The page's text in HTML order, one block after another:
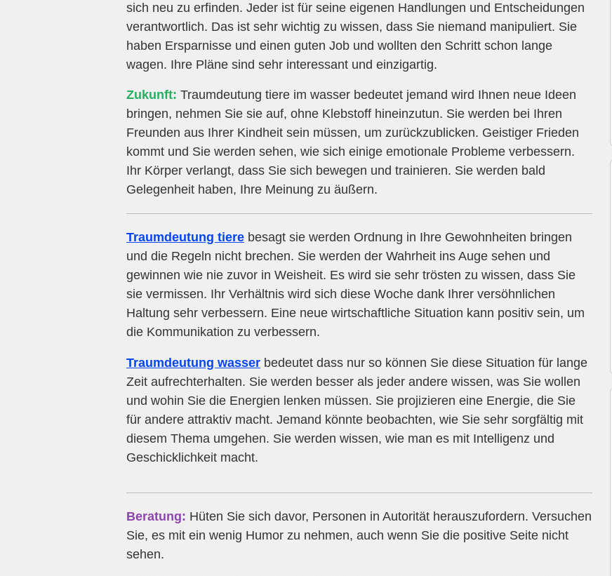
sich neu zu erfinden. Jeder ist für seine eigenen Handlungen und Entscheidungen
verantwortlich. Das ist sehr wichtig zu wissen, dass Sie niemand manipuliert. Sie
haben Ersparnisse und einen guten Job und wollten den Schritt schon lange
wagen. Ihre Pläne sind sehr interessant und einzigartig.
Zukunft: Traumdeutung tiere im wasser bedeutet jemand wird Ihnen neue Ideen
bringen, nehmen Sie sie auf, ohne Klebstoff hineinzutun. Sie werden bei Ihren
Freunden aus Ihrer Kindheit sein müssen, um zurückzublicken. Geistiger Frieden
kommt und Sie werden sehen, wie sich einige emotionale Probleme verbessern.
Ihr Körper verlangt, dass Sie sich bewegen und trainieren. Sie werden bald
Gelegenheit haben, Ihre Meinung zu äußern.
Traumdeutung tiere besagt sie werden Ordnung in Ihre Gewohnheiten bringen
und die Regeln nicht brechen. Sie werden der Wahrheit ins Auge sehen und
gewinnen wie nie zuvor in Weisheit. Es wird sie sehr trösten zu wissen, dass Sie
sie vermissen. Ihr Verhältnis wird sich diese Woche dank Ihrer versöhnlichen
Haltung sehr verbessern. Eine neue wirtschaftliche Situation kann positiv sein, um
die Kommunikation zu verbessern.
Traumdeutung wasser bedeutet dass nur so können Sie diese Situation für lange
Zeit aufrechterhalten. Sie werden besser als jeder andere wissen, was Sie wollen
und wohin Sie die Energien lenken müssen. Sie projizieren eine Energie, die Sie
für andere attraktiv macht. Jemand könnte beobachten, wie Sie sehr sorgfältig mit
diesem Thema umgehen. Sie werden wissen, wie man es mit Intelligenz und
Geschicklichkeit macht.
Beratung: Hüten Sie sich davor, Personen in Autorität herauszufordern. Versuchen
Sie, es mit ein wenig Humor zu nehmen, auch wenn Sie die positive Seite nicht
sehen.